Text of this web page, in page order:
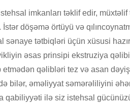
imkanları təklif edir,
döşəmə örtüyü və
tətbiqləri üçün xüsusi
əsas prinsipi ekstruziya
qəlibləri tez və asan
bilər, əməliyyat səmərəliliyini
ilə siz istehsal